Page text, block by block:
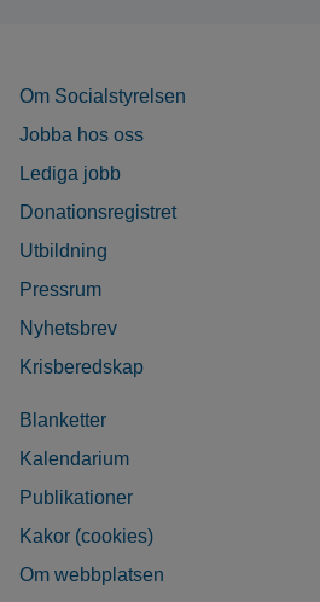
Om Socialstyrelsen
Jobba hos oss
Lediga jobb
Donationsregistret
Utbildning
Pressrum
Nyhetsbrev
Krisberedskap
Blanketter
Kalendarium
Publikationer
Kakor (cookies)
Om webbplatsen